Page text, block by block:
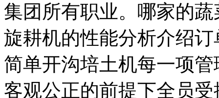
集团所有职业。哪家的
旋耕机的性能分析介绍
简单开沟培土机每一项
客观公正的前提下全员